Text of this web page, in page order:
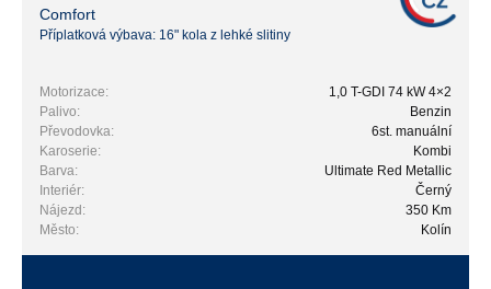
Comfort
Příplatková výbava: 16" kola z lehké slitiny
Motorizace:
1,0 T-GDI 74 kW 4×2
Palivo:
Benzin
Převodovka:
6st. manuální
Karoserie:
Kombi
Barva:
Ultimate Red Metallic
Interiér:
Černý
Nájezd:
350 Km
Město:
Kolín